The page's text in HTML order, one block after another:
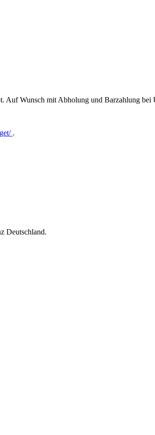
Auf Wunsch mit Abholung und Barzahlung bei
.
Deutschland.